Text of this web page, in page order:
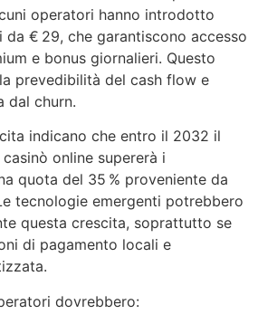
operatori hanno introdotto
da € 29, che garantiscono accesso
e bonus giornalieri. Questo
prevedibilità del cash flow e
dal churn.
indicano che entro il 2032 il
online supererà i
quota del 35 % proveniente da
tecnologie emergenti potrebbero
questa crescita, soprattutto se
di pagamento locali e
dovrebbero: